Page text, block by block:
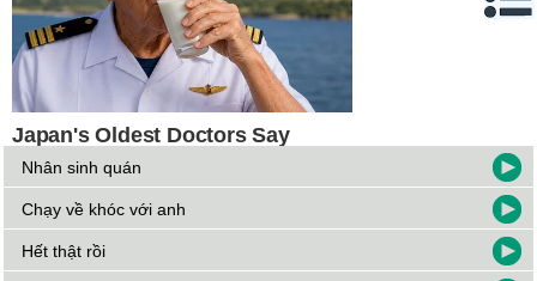
Nhân sinh quán
Chạy về khóc với anh
Hết thật rồi